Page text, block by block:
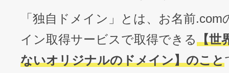
「独自ドメイン」とは、お名前
イン取得サービスで取得できる【世
ないオリジナルのドメイン】のこと